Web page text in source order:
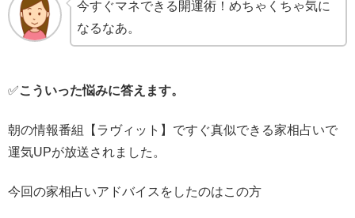
今すぐマネできる開運術！めちゃくちゃ気に
なるなあ。
✅こういった悩みに答えます。
朝の情報番組【ラヴィット】ですぐ真似できる家相占いで
運気UPが放送されました。
今回の家相占いアドバイスをしたのはこの方